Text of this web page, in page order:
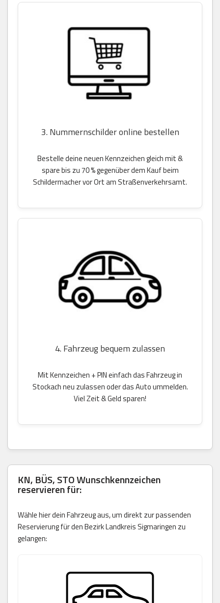
3. Nummernschilder online bestellen
Bestelle deine neuen Kennzeichen gleich mit &
spare bis zu 70 % gegenüber dem Kauf beim
Schildermacher vor Ort am Straßenverkehrsamt.
4. Fahrzeug bequem zulassen
Mit Kennzeichen + PIN einfach das Fahrzeug in
Stockach neu zulassen oder das Auto ummelden.
Viel Zeit & Geld sparen!
KN, BÜS, STO Wunschkennzeichen
reservieren für:
Wähle hier dein Fahrzeug aus, um direkt zur passenden
Reservierung für den Bezirk Landkreis Sigmaringen zu
gelangen: